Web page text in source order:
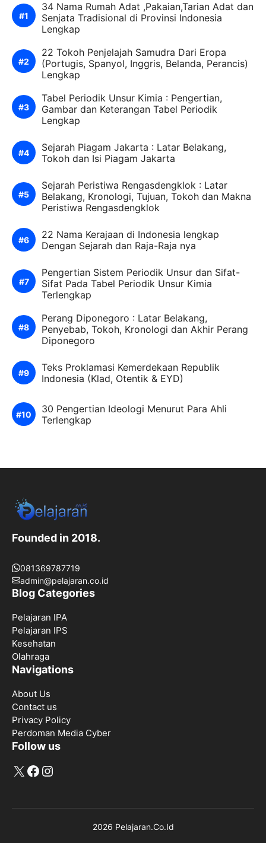
34 Nama Rumah Adat ,Pakaian,Tarian Adat dan
Senjata Tradisional di Provinsi Indonesia
Lengkap
22 Tokoh Penjelajah Samudra Dari Eropa
(Portugis, Spanyol, Inggris, Belanda, Perancis)
Lengkap
Tabel Periodik Unsur Kimia : Pengertian,
Gambar dan Keterangan Tabel Periodik
Lengkap
Sejarah Piagam Jakarta : Latar Belakang,
Tokoh dan Isi Piagam Jakarta
Sejarah Peristiwa Rengasdengklok : Latar
Belakang, Kronologi, Tujuan, Tokoh dan Makna
Peristiwa Rengasdengklok
22 Nama Kerajaan di Indonesia lengkap
Dengan Sejarah dan Raja-Raja nya
Pengertian Sistem Periodik Unsur dan Sifat-
Sifat Pada Tabel Periodik Unsur Kimia
Terlengkap
Perang Diponegoro : Latar Belakang,
Penyebab, Tokoh, Kronologi dan Akhir Perang
Diponegoro
Teks Proklamasi Kemerdekaan Republik
Indonesia (Klad, Otentik & EYD)
30 Pengertian Ideologi Menurut Para Ahli
Terlengkap
Founded in 2018.
081369787719
admin@pelajaran.co.id
Blog Categories
Pelajaran IPA
Pelajaran IPS
Kesehatan
Olahraga
Navigations
About Us
Contact us
Privacy Policy
Perdoman Media Cyber
Follow us
X Facebook
Instagram
2026 Pelajaran.Co.Id